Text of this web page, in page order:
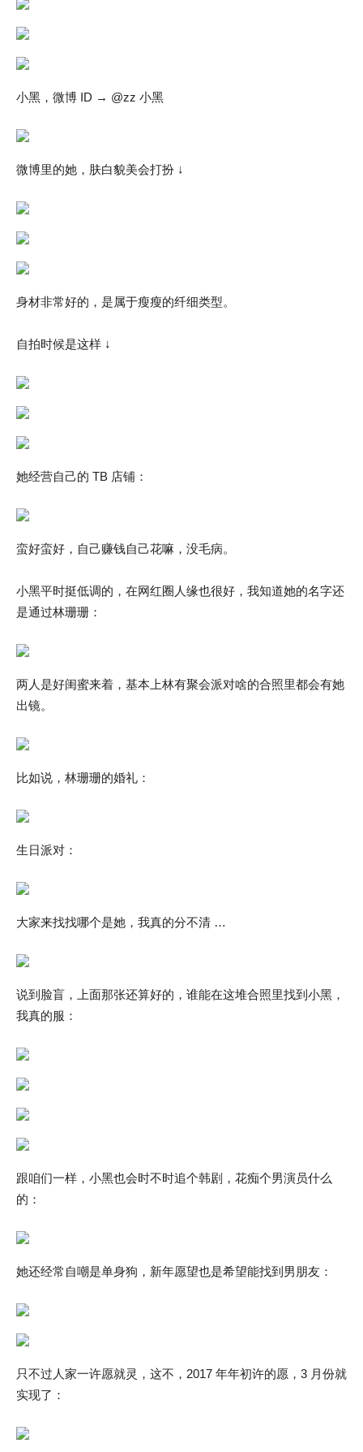
小黑，微博 ID → @zz 小黑
微博里的她，肤白貌美会打扮 ↓
身材非常好的，是属于瘦瘦的纤细类型。
自拍时候是这样 ↓
她经营自己的 TB 店铺：
蛮好蛮好，自己赚钱自己花嘛，没毛病。
小黑平时挺低调的，在网红圈人缘也很好，我知道她的名字还
是通过林珊珊：
两人是好闺蜜来着，基本上林有聚会派对啥的合照里都会有她
出镜。
比如说，林珊珊的婚礼：
生日派对：
大家来找找哪个是她，我真的分不清 …
说到脸盲，上面那张还算好的，谁能在这堆合照里找到小黑，
我真的服：
跟咱们一样，小黑也会时不时追个韩剧，花痴个男演员什么
的：
她还经常自嘲是单身狗，新年愿望也是希望能找到男朋友：
只不过人家一许愿就灵，这不，2017 年年初许的愿，3 月份就
实现了：